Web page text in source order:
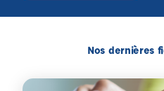
Nos dernières